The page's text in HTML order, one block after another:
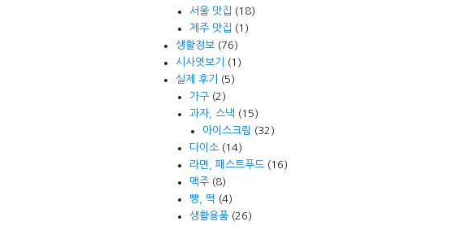
서울 맛집 (18)
제주 맛집 (1)
생활정보 (76)
시사엿보기
(1)
실제 후기
(5)
가구(2)
과자, 스낵 (15)
아이스크림 (32)
다이소(14)
라면, 패스트푸드(16)
맥주(8)
빵, 떡 (4)
생활용품(26)